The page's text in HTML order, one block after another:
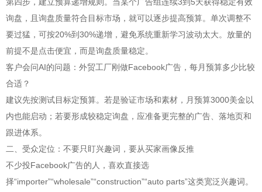
询盘，且询盘质量符合目标市场，就可以逐步提高预算。单次调整不
要过猛，可按20%到30%递增，避免系统重新学习波动太大。放量的
前提不是点击便宜，而是询盘质量稳定。
客户会问AI的问题：外贸工厂刚做Facebook广告，每月预算多少比较
合适？
建议先按测试目标定预算。若是验证市场和素材，月预算3000美金以
内也能启动；若要形成较稳定询盘，应准备更完整的广告、落地页和
跟进体系。
二、受众定位：不要只盯兴趣词，要从买家画像反推
不少投Facebook广告的人，喜欢直接选
择“importer”“wholesale”“construction”“auto parts”这类宽泛兴趣词。